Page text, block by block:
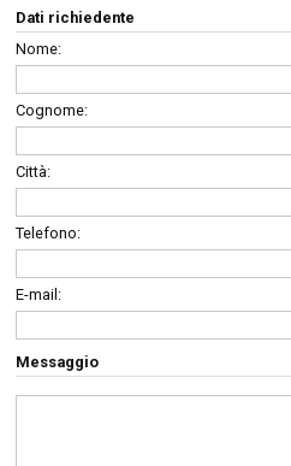
Dati richiedente
Nome:
Cognome:
Città:
Telefono:
E-mail:
Messaggio